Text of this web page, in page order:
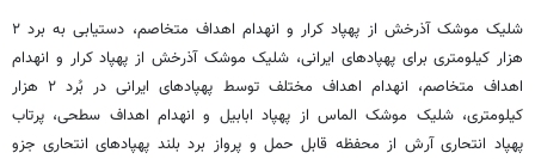
شلیک موشک آذرخش از پهپاد کرار و انهدام اهداف متخاصم، دستیابی به برد ۲
هزار کیلومتری برای پهپادهای ایرانی، شلیک موشک آذرخش از پهپاد کرار و انهدام
اهداف متخاصم، انهدام اهداف مختلف توسط پهپادهای ایرانی در بُرد ۲ هزار
کیلومتری، شلیک موشک الماس از پهپاد ابابیل و انهدام اهداف سطحی، پرتاب
پهپاد انتحاری آرش از محفظه قابل حمل و پرواز برد بلند پهپادهای انتحاری جزو